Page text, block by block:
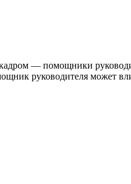
— помощники
руководителя может